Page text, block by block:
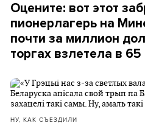
Оцените: вот этот
пионерлагерь на
почти за миллион
торгах взлетела в 65
НУ, КАК СЪЕЗДИЛИ